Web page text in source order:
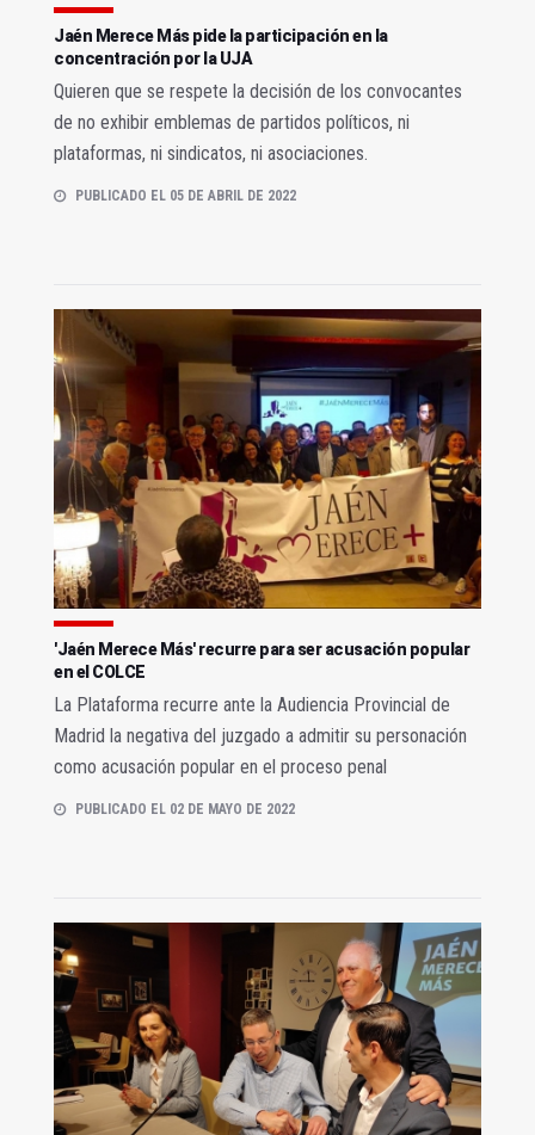
Jaén Merece Más pide la participación en la
concentración por la UJA
Quieren que se respete la decisión de los convocantes
de no exhibir emblemas de partidos políticos, ni
plataformas, ni sindicatos, ni asociaciones.
PUBLICADO EL 05 DE ABRIL DE 2022
'Jaén Merece Más' recurre para ser acusación popular
en el COLCE
La Plataforma recurre ante la Audiencia Provincial de
Madrid la negativa del juzgado a admitir su personación
como acusación popular en el proceso penal
PUBLICADO EL 02 DE MAYO DE 2022